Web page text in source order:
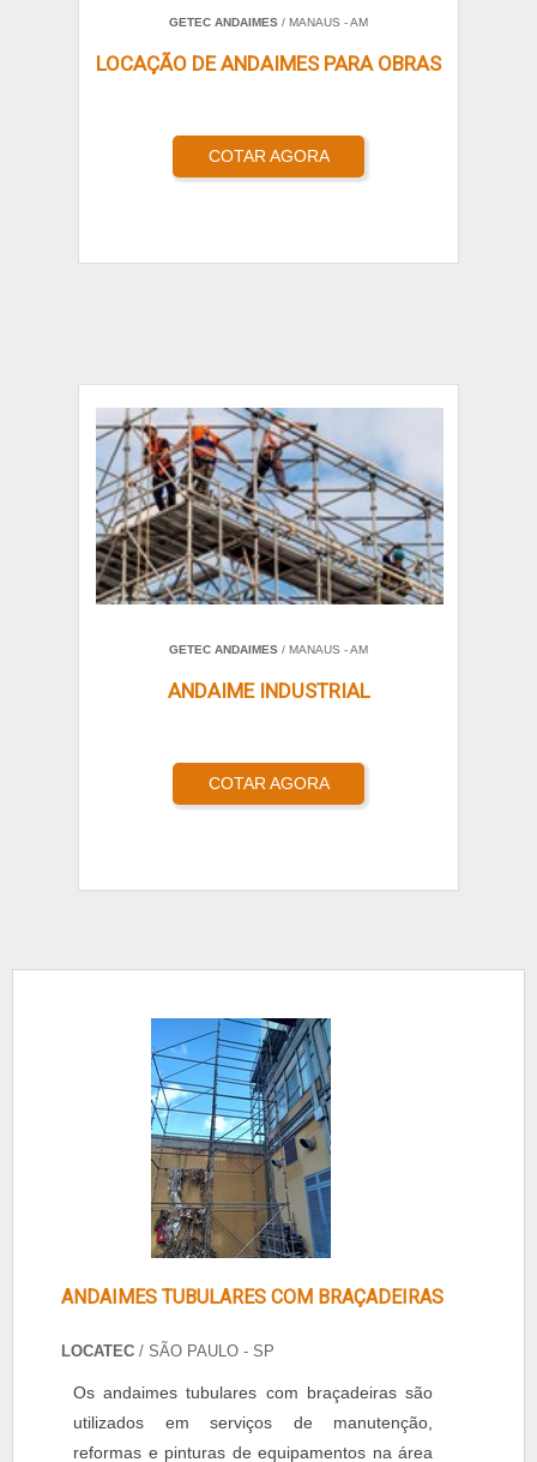
GETEC ANDAIMES / MANAUS - AM
LOCAÇÃO DE ANDAIMES PARA OBRAS
COTAR AGORA
GETEC ANDAIMES / MANAUS - AM
ANDAIME INDUSTRIAL
COTAR AGORA
ANDAIMES TUBULARES COM BRAÇADEIRAS
LOCATEC / SÃO PAULO - SP
Os andaimes tubulares com braçadeiras são
utilizados em serviços de manutenção,
reformas e pinturas de equipamentos na área